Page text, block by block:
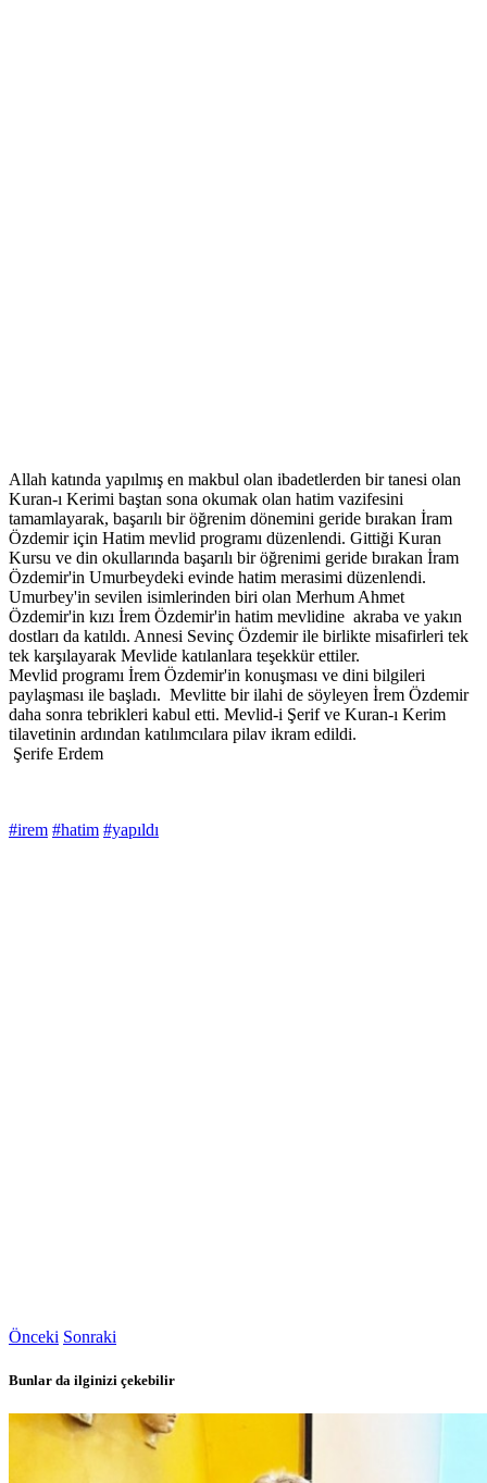
Allah katında yapılmış en makbul olan ibadetlerden bir tanesi olan
Kuran-ı Kerimi baştan sona okumak olan hatim vazifesini
tamamlayarak, başarılı bir öğrenim dönemini geride bırakan İram
Özdemir için Hatim mevlid programı düzenlendi. Gittiği Kuran
Kursu ve din okullarında başarılı bir öğrenimi geride bırakan İram
Özdemir'in Umurbeydeki evinde hatim merasimi düzenlendi.
Umurbey'in sevilen isimlerinden biri olan Merhum Ahmet
Özdemir'in kızı İrem Özdemir'in hatim mevlidine akraba ve yakın
dostları da katıldı. Annesi Sevinç Özdemir ile birlikte misafirleri tek
tek karşılayarak Mevlide katılanlara teşekkür ettiler.
Mevlid programı İrem Özdemir'in konuşması ve dini bilgileri
paylaşması ile başladı. Mevlitte bir ilahi de söyleyen İrem Özdemir
daha sonra tebrikleri kabul etti. Mevlid-i Şerif ve Kuran-ı Kerim
tilavetinin ardından katılımcılara pilav ikram edildi.
Şerife Erdem
#irem #hatim #yapıldı
Önceki Sonraki
Bunlar da ilginizi çekebilir